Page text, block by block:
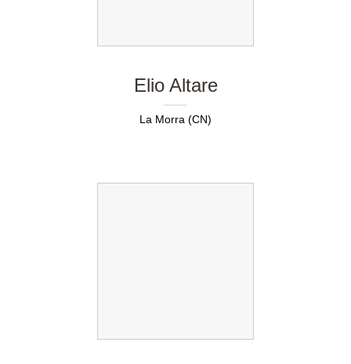
Elio Altare
La Morra (CN)